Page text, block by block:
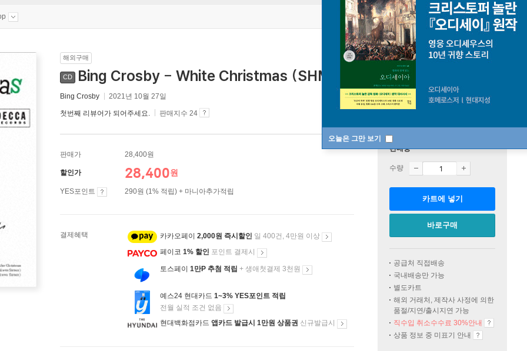
오늘은 그만 보기
해외구매
CD Bing Crosby - White Christmas (SHM-CD)(일본반)
Bing Crosby 2021년 10월 27일
첫번째 리뷰어가 되어주세요. 판매지수 24
판매가 28,400원
할인가 28,400원
YES포인트 290원 (1% 적립) + 마니아추가적립
결제혜택 카카오페이 2,000원 즉시할인 일 400건, 4만원 이상
페이코 1% 할인 포인트 결제시
토스페이 1만P 추첨 적립 + 생애첫결제 3천원
예스24 현대카드 1~3% YES포인트 적립
전월 실적 조건 없음
현대백화점카드 앱카드 발급시 1만원 상품권 신규발급시
판매중
수량
카트에 넣기
바로구매
공급처 직접배송
국내배송만 가능
별도카트
해외 거래처, 제작사 사정에 의한
품절/지연/출시지연 가능
직수입 취소수수료 30%안내
상품 정보 중 미표기 안내